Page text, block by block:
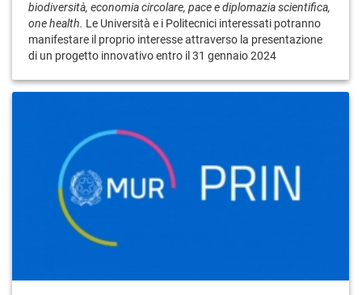
biodiversità, economia circolare, pace e diplomazia scientifica,
one health. Le Università e i Politecnici interessati potranno
manifestare il proprio interesse attraverso la presentazione
di un progetto innovativo entro il 31 gennaio 2024